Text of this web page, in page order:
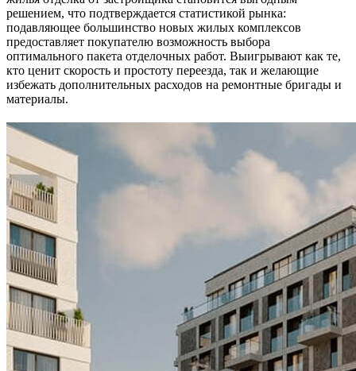
решением, что подтверждается статистикой рынка:
подавляющее большинство новых жилых комплексов
предоставляет покупателю возможность выбора
оптимального пакета отделочных работ. Выигрывают как те,
кто ценит скорость и простоту переезда, так и желающие
избежать дополнительных расходов на ремонтные бригады и
материалы.